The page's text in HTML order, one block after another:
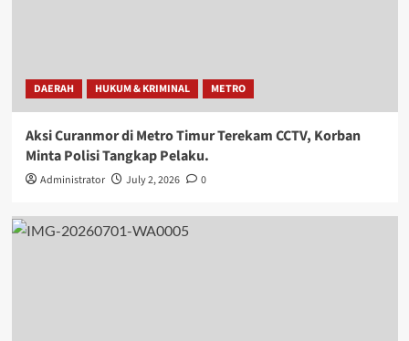
DAERAH HUKUM & KRIMINAL METRO
Aksi Curanmor di Metro Timur Terekam CCTV, Korban
Minta Polisi Tangkap Pelaku.
Administrator July 2, 2026 0